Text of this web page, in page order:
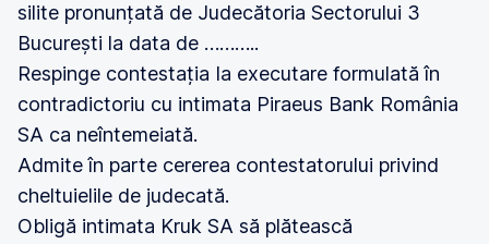
silite pronunțată de Judecătoria Sectorului 3
București la data de ………..
Respinge contestația Ia executare formulată în
contradictoriu cu intimata Piraeus Bank România
SA ca neîntemeiată.
Admite în parte cererea contestatorului privind
cheltuielile de judecată.
Obligă intimata Kruk SA să plătească